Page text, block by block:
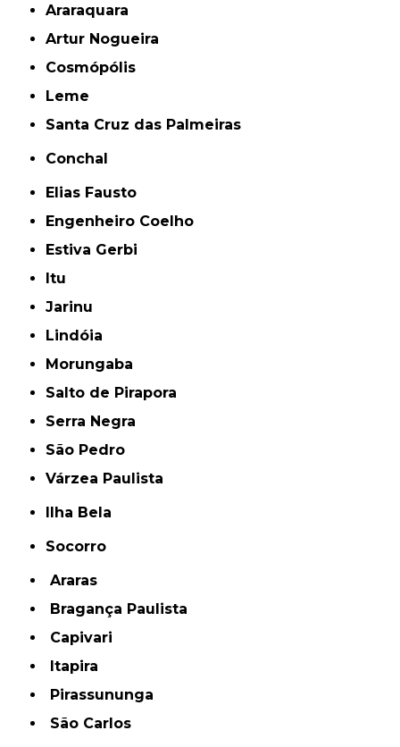
Araraquara
Artur Nogueira
Cosmópólis
Leme
Santa Cruz das Palmeiras
Conchal
Elias Fausto
Engenheiro Coelho
Estiva Gerbi
Itu
Jarinu
Lindóia
Morungaba
Salto de Pirapora
Serra Negra
São Pedro
Várzea Paulista
Ilha Bela
Socorro
Araras
Bragança Paulista
Capivari
Itapira
Pirassununga
São Carlos